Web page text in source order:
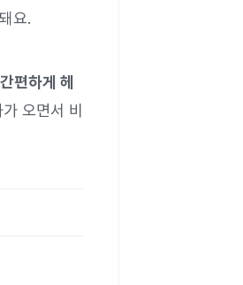
돼요.
편하게 헤
오면서 비